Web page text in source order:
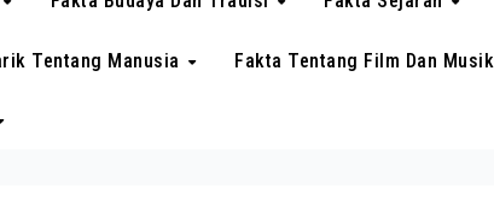
Tentang Manusia Fakta Tentang Film Dan Musik